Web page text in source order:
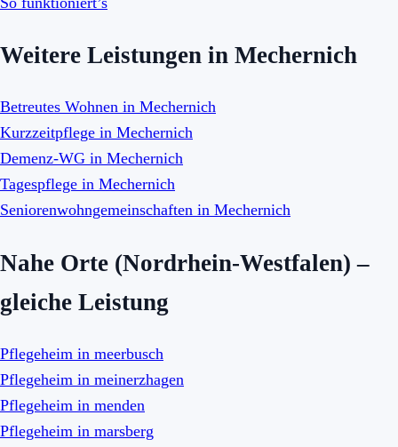
Weitere Leistungen in Mechernich
Betreutes Wohnen in Mechernich
Kurzzeitpflege in Mechernich
Demenz-WG in Mechernich
Tagespflege in Mechernich
Seniorenwohngemeinschaften in Mechernich
Nahe Orte (Nordrhein-Westfalen) –
gleiche Leistung
Pflegeheim in meerbusch
Pflegeheim in meinerzhagen
Pflegeheim in menden
Pflegeheim in marsberg